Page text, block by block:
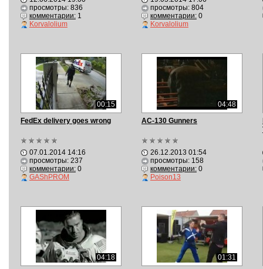
просмотры: 836
комментарии:1
Korvalolium
просмотры: 804
комментарии:0
Korvalolium
00:15
FedEx delivery goes wrong
07.01.2014 14:16
просмотры: 237
комментарии:0
GAShPROM
04:48
AC-130 Gunners
26.12.2013 01:54
просмотры: 158
комментарии:0
Poison13
04:18
01:31